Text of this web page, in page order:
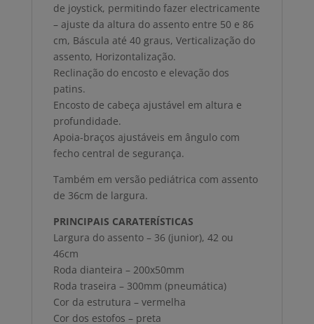
de joystick, permitindo fazer electricamente
– ajuste da altura do assento entre 50 e 86
cm, Báscula até 40 graus, Verticalização do
assento, Horizontalização.
Reclinação do encosto e elevação dos
patins.
Encosto de cabeça ajustável em altura e
profundidade.
Apoia-braços ajustáveis em ângulo com
fecho central de segurança.
Também em versão pediátrica com assento
de 36cm de largura.
PRINCIPAIS CARATERÍSTICAS
Largura do assento – 36 (junior), 42 ou
46cm
Roda dianteira – 200x50mm
Roda traseira – 300mm (pneumática)
Cor da estrutura – vermelha
Cor dos estofos – preta